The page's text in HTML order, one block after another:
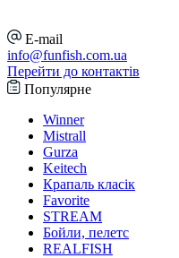
E-mail
info@funfish.com.ua
Перейти до контактів
Популярне
Winner
Mistrall
Gurza
Keitech
Крапаль класік
Favorite
STREAM
Бойли, пелетс
REALFISH